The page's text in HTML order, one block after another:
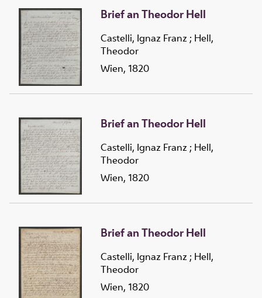
Brief an Theodor Hell
Castelli, Ignaz Franz ; Hell,
Theodor
Wien, 1820
Brief an Theodor Hell
Castelli, Ignaz Franz ; Hell,
Theodor
Wien, 1820
Brief an Theodor Hell
Castelli, Ignaz Franz ; Hell,
Theodor
Wien, 1820